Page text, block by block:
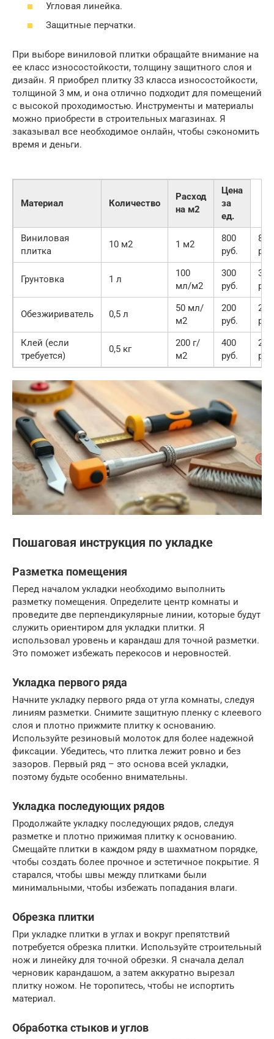
Угловая линейка.
Защитные перчатки.
При выборе виниловой плитки обращайте внимание на
ее класс износостойкости, толщину защитного слоя и
дизайн. Я приобрел плитку 33 класса износостойкости,
толщиной 3 мм, и она отлично подходит для помещений
с высокой проходимостью. Инструменты и материалы
можно приобрести в строительных магазинах. Я
заказывал все необходимое онлайн, чтобы сэкономить
время и деньги.
Материал Количество
Расход
на м2
Цена
за
ед.
Виниловая
плитка
10 м2 1 м2
800
руб.
руб.
Грунтовка 1 л
100
мл/м2
300
руб.
300
руб.
Обезжириватель 0,5 л
50 мл/
м2
200
руб.
200
руб.
Клей (если
требуется)
0,5 кг
200 г/
м2
400
руб.
200
руб.
Пошаговая инструкция по укладке
Разметка помещения
Перед началом укладки необходимо выполнить
разметку помещения. Определите центр комнаты и
проведите две перпендикулярные линии, которые будут
служить ориентиром для укладки плитки. Я
использовал уровень и карандаш для точной разметки.
Это поможет избежать перекосов и неровностей.
Укладка первого ряда
Начните укладку первого ряда от угла комнаты, следуя
линиям разметки. Снимите защитную пленку с клеевого
слоя и плотно прижмите плитку к основанию.
Используйте резиновый молоток для более надежной
фиксации. Убедитесь, что плитка лежит ровно и без
зазоров. Первый ряд – это основа всей укладки,
поэтому будьте особенно внимательны.
Укладка последующих рядов
Продолжайте укладку последующих рядов, следуя
разметке и плотно прижимая плитку к основанию.
Смещайте плитки в каждом ряду в шахматном порядке,
чтобы создать более прочное и эстетичное покрытие. Я
старался, чтобы швы между плитками были
минимальными, чтобы избежать попадания влаги.
Обрезка плитки
При укладке плитки в углах и вокруг препятствий
потребуется обрезка плитки. Используйте строительный
нож и линейку для точной обрезки. Я сначала делал
черновик карандашом, а затем аккуратно вырезал
плитку ножом. Не торопитесь, чтобы не испортить
материал.
Обработка стыков и углов